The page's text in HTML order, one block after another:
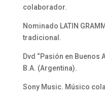
colaborador.
Nominado LATIN
tradicional.
Dvd “Pasión en Buenos
B.A. (Argentina).
Sony Music. Músico